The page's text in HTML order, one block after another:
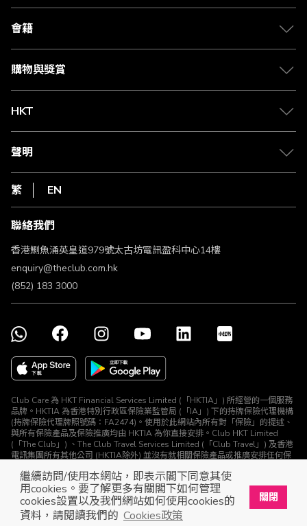
繼續訪問/使用本網站，即表示閣下同意其使
用cookies。要了解更多有關閣下如何管理
cookies設置以及我們網站如何使用cookies的
資料，請閱讀我們的 Cookies政策
關閉
關於 The Club
合作夥伴
媒體中心
會籍
會籍及專屬禮遇
賺取積分
購物與獎賞
物流與配送
Club Shopping 商品領取站
常見問題
HKT
csl.
1010
HKT
聲明
私隱聲明
使用條款
條款及細則
不歧視及不騷擾聲明
認可牌照及通告
繁 EN
聯絡我們
香港鰂魚涌英皇道979號太古坊電訊盈科中心14樓
enquiry@theclub.com.hk
(852) 183 3000
Club Care 為 HKT Financial Services Limited (「HKTIA」) 所經營的一個服務
品牌。HKTIA 為香港特別行政區保險業監管局 (「IA」) 下的持牌保險代理機構
(持牌保險代理牌照號碼：FA2474)。使用於此網站內所有對「保險」的提述、
與所有保險產品及保險推廣均由 HKTIA 為你直接安排。Club HKT Limited
(「The Club」) 、The Club Travel Services Limited (「Club Travel」) 及香港
電訊集團所有其他公司 (HKTIA除外) 並沒有就相關保險產品或推廣安排任何保
© The Club 2026. 保留所有權利
立即下載The Club手機app
展開屬於你的獎賞之旅
開啟